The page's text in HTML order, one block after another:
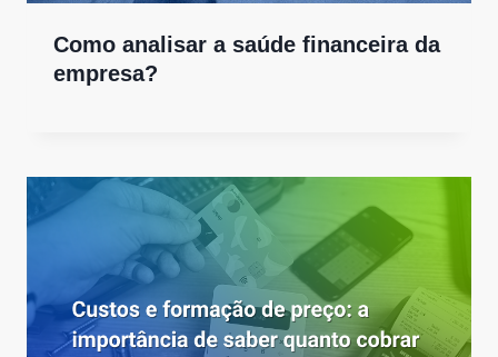
Como analisar a saúde financeira da
empresa?